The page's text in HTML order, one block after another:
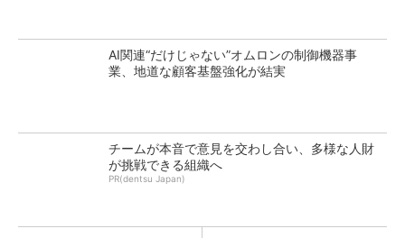
AI関連“だけじゃない”オムロンの制御機器事
業、地道な顧客基盤強化が結実
チームが本音で意見を交わし合い、多様な人財
が挑戦できる組織へ
PR(dentsu Japan)